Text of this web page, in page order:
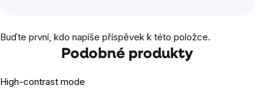
Buďte první, kdo napíše příspěvek k této položce.
Podobné produkty
High-contrast mode